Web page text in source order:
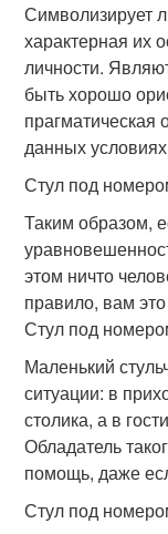
Символизирует
характерная их
личности.
быть хорошо
прагматическая
данных
Стул под
Таким образом,
этом ничто
правило, вам это
Стул под
Маленький
ситуации: в
столика, а в
Обладатель
помощь, даже
Стул под